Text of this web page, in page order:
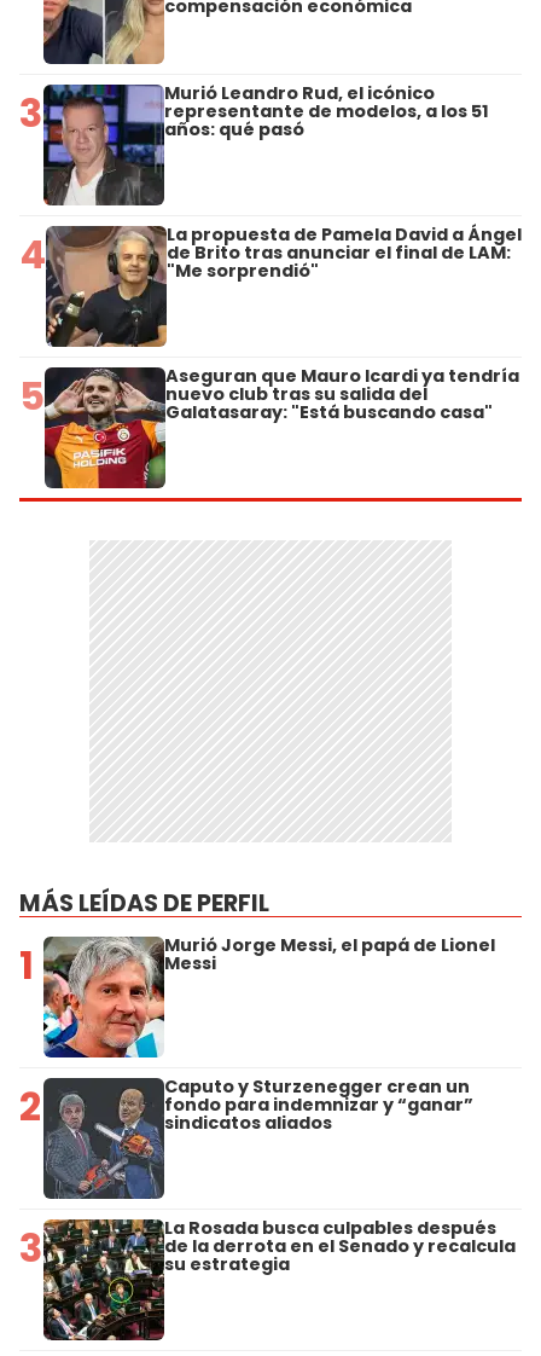
compensación económica
3 Murió Leandro Rud, el icónico
representante de modelos, a los 51
años: qué pasó
4 La propuesta de Pamela David a Ángel
de Brito tras anunciar el final de LAM:
"Me sorprendió"
5 Aseguran que Mauro Icardi ya tendría
nuevo club tras su salida del
Galatasaray: "Está buscando casa"
MÁS LEÍDAS DE PERFIL
1 Murió Jorge Messi, el papá de Lionel
Messi
2 Caputo y Sturzenegger crean un
fondo para indemnizar y “ganar”
sindicatos aliados
3 La Rosada busca culpables después
de la derrota en el Senado y recalcula
su estrategia